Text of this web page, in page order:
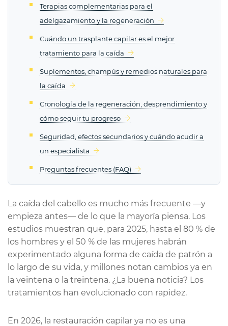
Terapias complementarias para el
adelgazamiento y la regeneración
Cuándo un trasplante capilar es el mejor
tratamiento para la caída
Suplementos, champús y remedios naturales para
la caída
Cronología de la regeneración, desprendimiento y
cómo seguir tu progreso
Seguridad, efectos secundarios y cuándo acudir a
un especialista
Preguntas frecuentes (FAQ)
La caída del cabello es mucho más frecuente —y
empieza antes— de lo que la mayoría piensa. Los
estudios muestran que, para 2025, hasta el 80 % de
los hombres y el 50 % de las mujeres habrán
experimentado alguna forma de caída de patrón a
lo largo de su vida, y millones notan cambios ya en
la veintena o la treintena. ¿La buena noticia? Los
tratamientos han evolucionado con rapidez.
En 2026, la restauración capilar ya no es una